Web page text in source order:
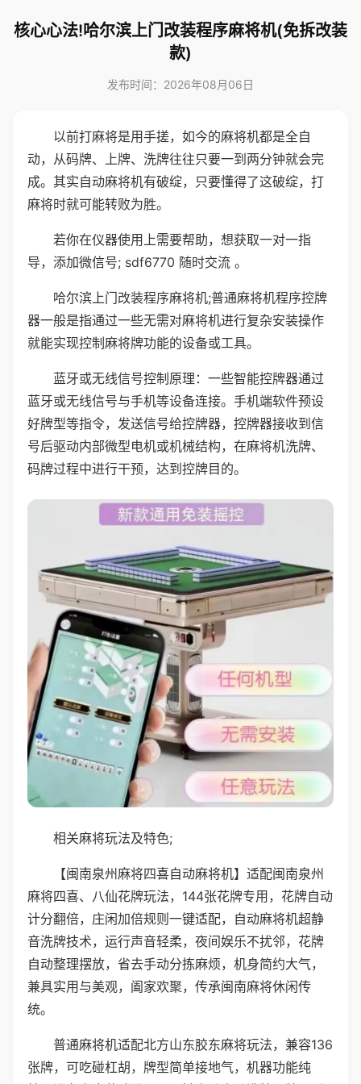
核心心法!哈尔滨上门改装程序麻将机(免拆改装
款)
发布时间：2026年08月06日
以前打麻将是用手搓，如今的麻将机都是全自
动，从码牌、上牌、洗牌往往只要一到两分钟就会完
成。其实自动麻将机有破绽，只要懂得了这破绽，打
麻将时就可能转败为胜。
若你在仪器使用上需要帮助，想获取一对一指
导，添加微信号; sdf6770 随时交流 。
哈尔滨上门改装程序麻将机;普通麻将机程序控牌
器一般是指通过一些无需对麻将机进行复杂安装操作
就能实现控制麻将牌功能的设备或工具。
蓝牙或无线信号控制原理：一些智能控牌器通过
蓝牙或无线信号与手机等设备连接。手机端软件预设
好牌型等指令，发送信号给控牌器，控牌器接收到信
号后驱动内部微型电机或机械结构，在麻将机洗牌、
码牌过程中进行干预，达到控牌目的。
相关麻将玩法及特色;
【闽南泉州麻将四喜自动麻将机】适配闽南泉州
麻将四喜、八仙花牌玩法，144张花牌专用，花牌自动
计分翻倍，庄闲加倍规则一键适配，自动麻将机超静
音洗牌技术，运行声音轻柔，夜间娱乐不扰邻，花牌
自动整理摆放，省去手动分拣麻烦，机身简约大气，
兼具实用与美观，阖家欢聚，传承闽南麻将休闲传
统。
普通麻将机适配北方山东胶东麻将玩法，兼容136
张牌，可吃碰杠胡，牌型简单接地气，机器功能纯